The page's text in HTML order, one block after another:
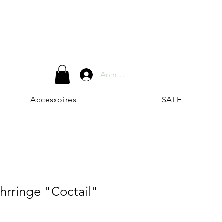
Anmelden
Accessoires SALE
"Coctail"